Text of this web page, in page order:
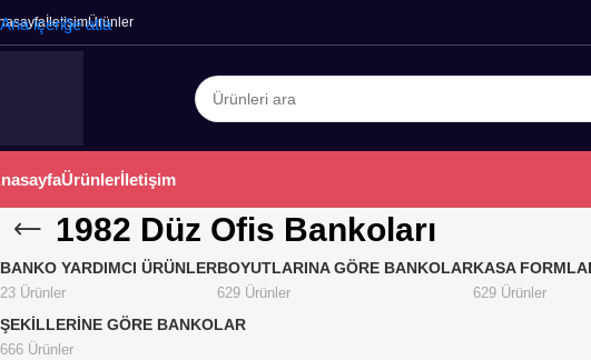
Ana içeriğe atla
İletişimÜrünler
Ürünlerİletişim
1982 Düz Ofis Bankoları
BANKO YARDIMCI ÜRÜNLER
23 Ürünler
BOYUTLARINA GÖRE BANKOLAR
629 Ürünler
KASA
629 Ürünler
ŞEKILLERINE GÖRE BANKOLAR
666 Ürünler